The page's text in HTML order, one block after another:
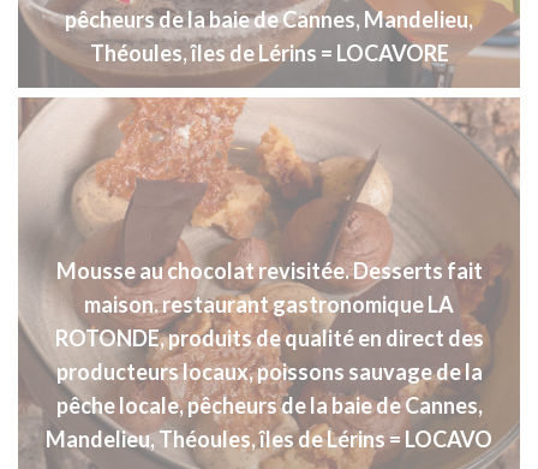
pêcheurs de la baie de Cannes, Mandelieu,
Théoules, îles de Lérins = LOCAVORE
Mousse au chocolat revisitée. Desserts fait
maison. restaurant gastronomique LA
ROTONDE, produits de qualité en direct des
producteurs locaux, poissons sauvage de la
pêche locale, pêcheurs de la baie de Cannes,
Mandelieu, Théoules, îles de Lérins = LOCAVO